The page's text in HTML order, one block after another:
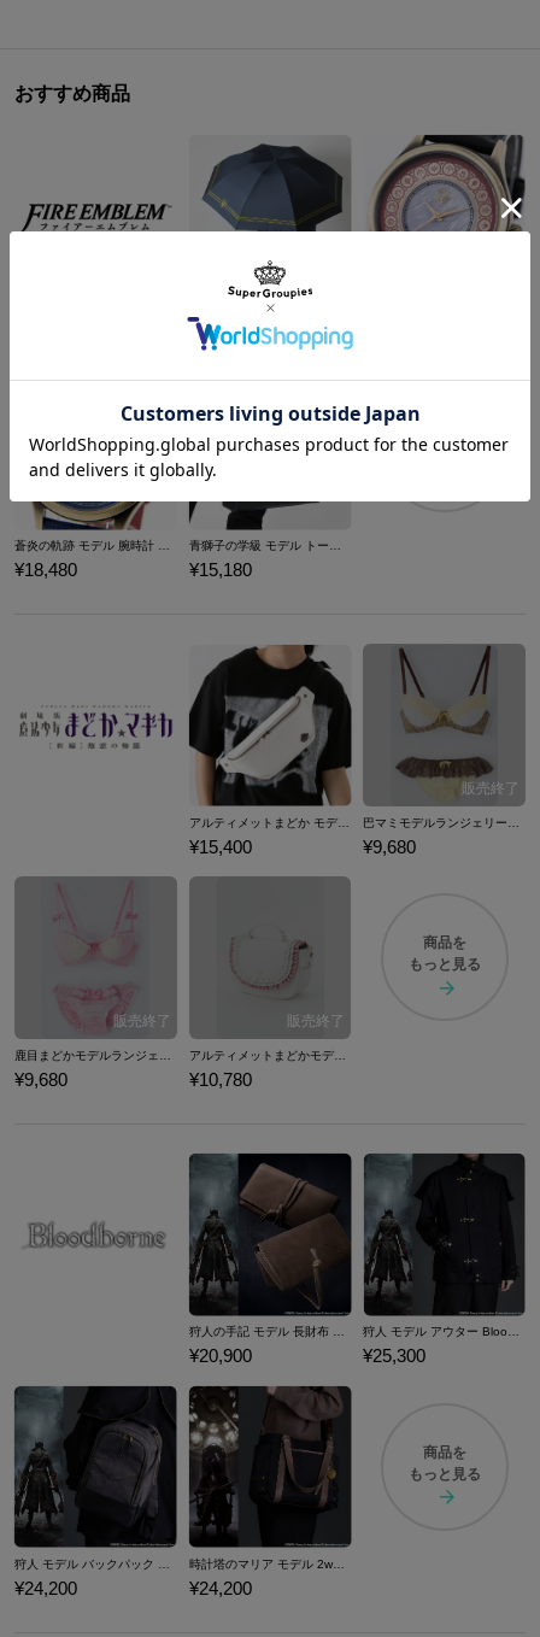
おすすめ商品
¥9,900
蒼炎の軌跡 モデル 腕時計 ファイアーエムブレム
¥18,480
青獅子の学級 モデル トートバッグ ファイアーエムブレム 風花雪月
¥15,180
もっと見る
アルティメットまどか モデル ボディバッグ 魔法少女まどか☆マギカ
¥15,400 ¥9,680
¥9,680
アルティメットまどかモデルバッグ カバン 魔法少女まどか☆マギカ
¥10,780
商品を
もっと見る
狩人の手記 モデル 長財布 Bloodborne
¥20,900
狩人 モデル アウター Bloodborne
¥25,300
¥24,200
時計塔のマリア モデル 2wayトートバッグ Bloodborne
¥24,200
商品を
もっと見る